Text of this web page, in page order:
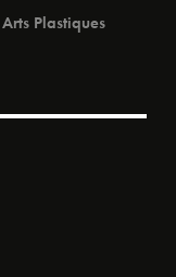
Plastiques